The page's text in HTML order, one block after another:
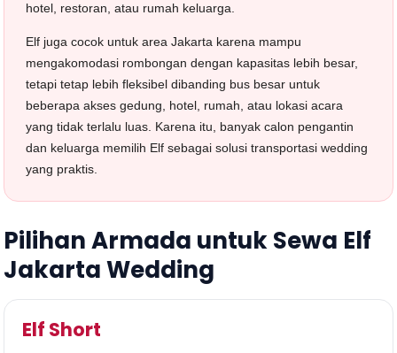
hotel, restoran, atau rumah keluarga.
Elf juga cocok untuk area Jakarta karena mampu
mengakomodasi rombongan dengan kapasitas lebih besar,
tetapi tetap lebih fleksibel dibanding bus besar untuk
beberapa akses gedung, hotel, rumah, atau lokasi acara
yang tidak terlalu luas. Karena itu, banyak calon pengantin
dan keluarga memilih Elf sebagai solusi transportasi wedding
yang praktis.
Pilihan Armada untuk Sewa Elf
Jakarta Wedding
Elf Short